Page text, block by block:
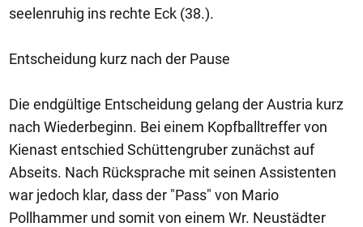
seelenruhig ins rechte Eck (38.).
Entscheidung kurz nach der Pause
Die endgültige Entscheidung gelang der Austria kurz
nach Wiederbeginn. Bei einem Kopfballtreffer von
Kienast entschied Schüttengruber zunächst auf
Abseits. Nach Rücksprache mit seinen Assistenten
war jedoch klar, dass der "Pass" von Mario
Pollhammer und somit von einem Wr. Neustädter